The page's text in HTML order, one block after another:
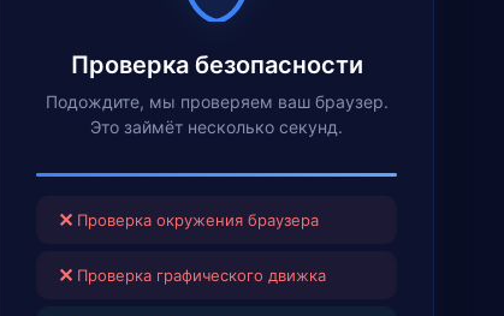
Проверка безопасности
Подождите, мы проверяем ваш браузер.
Это займёт несколько секунд.
✕ Проверка окружения браузера
✕ Проверка графического движка